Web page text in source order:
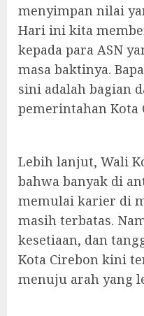
menyimpan nilai
Hari ini kita
kepada para ASN
masa baktinya.
sini adalah bagian
pemerintahan Kota
Lebih lanjut, Wali
bahwa banyak di
memulai karier di
masih terbatas.
kesetiaan, dan
Kota Cirebon kini
menuju arah yang